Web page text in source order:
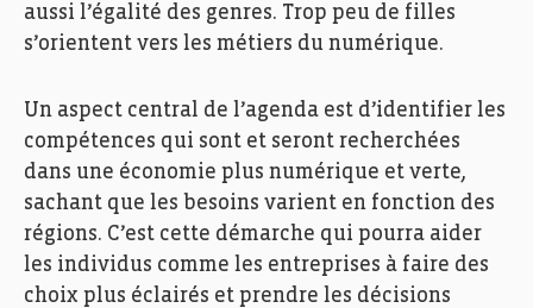
aussi l’égalité des genres. Trop peu de filles
s’orientent vers les métiers du numérique.
Un aspect central de l’agenda est d’identifier les
compétences qui sont et seront recherchées
dans une économie plus numérique et verte,
sachant que les besoins varient en fonction des
régions. C’est cette démarche qui pourra aider
les individus comme les entreprises à faire des
choix plus éclairés et prendre les décisions